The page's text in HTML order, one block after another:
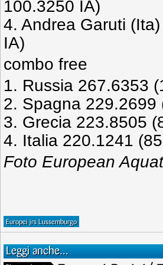
100.3250 IA)
4. Andrea Garuti
IA)
combo free
1. Russia 267.6353
2. Spagna
3. Grecia 223.8505
4. Italia 220.1241
Foto European
Europei jrs Lussemburgo
Leggi anche...